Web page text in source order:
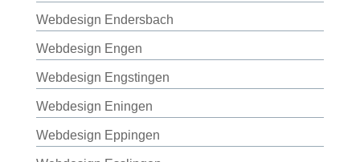
Webdesign Endersbach
Webdesign Engen
Webdesign Engstingen
Webdesign Eningen
Webdesign Eppingen